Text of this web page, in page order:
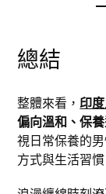
總結
整體來看， 印
偏向溫和、保
視日常保養的
方式與生活習